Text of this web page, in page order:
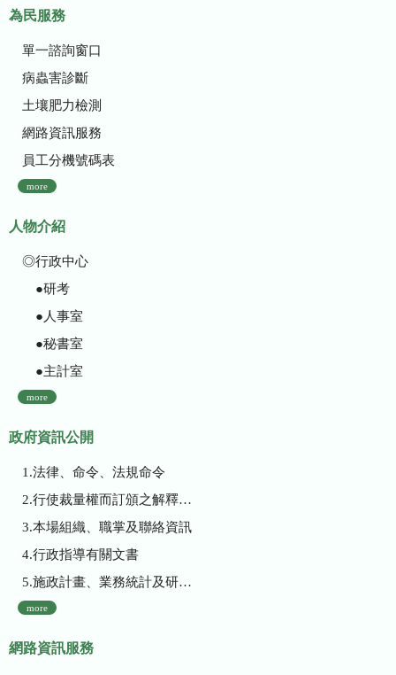
為民服務
單一諮詢窗口
病蟲害診斷
土壤肥力檢測
網路資訊服務
員工分機號碼表
more
人物介紹
◎行政中心
●研考
●人事室
●秘書室
●主計室
more
政府資訊公開
1.法律、命令、法規命令
2.行使裁量權而訂頒之解釋性規定及裁量基準
3.本場組織、職掌及聯絡資訊
4.行政指導有關文書
5.施政計畫、業務統計及研究報告
more
網路資訊服務